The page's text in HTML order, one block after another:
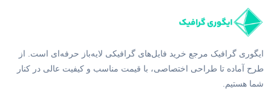
ایگوری گرافیک مرجع خرید فایل‌های گرافیکی لایه‌باز حرفه‌ای است. از
طرح آماده تا طراحی اختصاصی، با قیمت مناسب و کیفیت عالی در کنار
شما هستیم.